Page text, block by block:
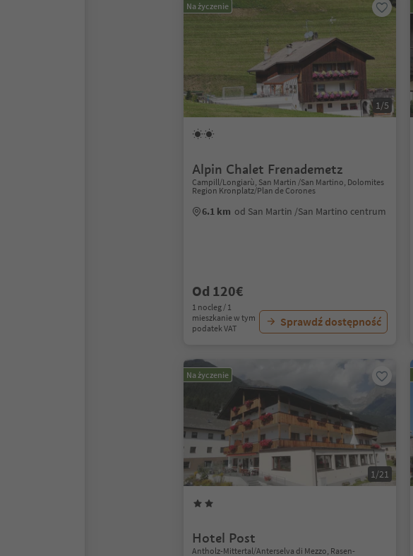
Na życzenie
1/5
Alpin Chalet Frenademetz
Campill/Longiarù, San Martin /San Martino, Dolomites
Region Kronplatz/Plan de Corones
6.1 km od San Martin /San Martino centrum
Od 120€
1 nocleg / 1
mieszkanie w tym
podatek VAT
Sprawdź dostępność
Na życzenie
1/21
Hotel Post
Antholz-Mittertal/Anterselva di Mezzo, Rasen-